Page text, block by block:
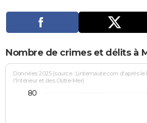
Se connecter
Entreprises
Service militaire
Avis de recherche
AVIS DE DÉCÈS
Bricolage
Lifestyle
Culture
Sport
Auto
Television
Voyage
Cinema
Nombre de crimes et délits à
Données 2025 (source : Linternaute.com d'après
l'Intérieur et des Outre-Mer)
80